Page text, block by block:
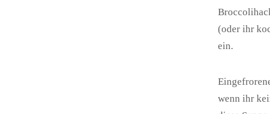
(oder ihr
ein.
wenn ihr